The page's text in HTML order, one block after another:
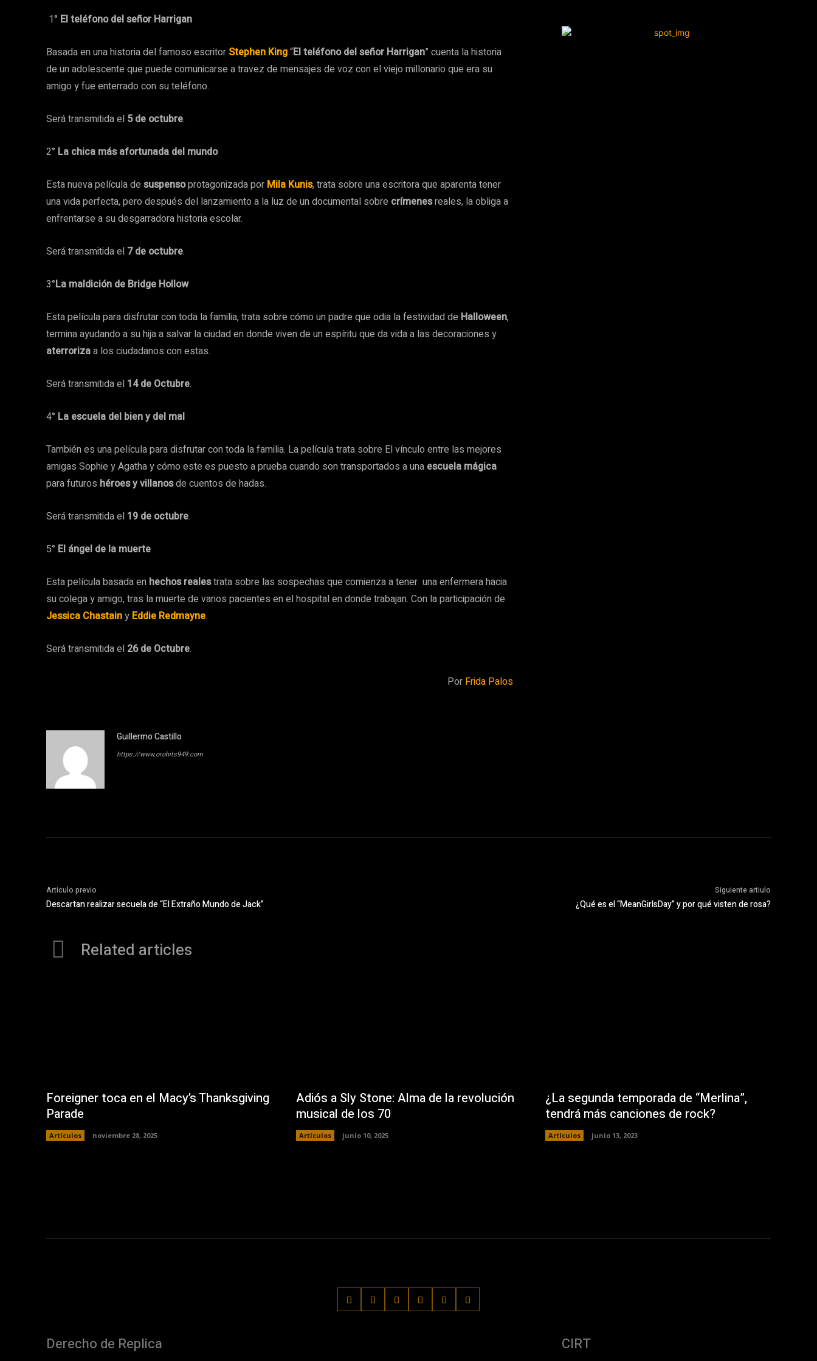
1° El teléfono del señor Harrigan
Basada en una historia del famoso escritor Stephen King“El teléfono del señor Harrigan” cuenta la historia
de un adolescente que puede comunicarse a travez de mensajes de voz con el viejo millonario que era su
amigo y fue enterrado con su teléfono.
Será transmitida el 5 de octubre.
2° La chica más afortunada del mundo
Esta nueva película de suspensoprotagonizada por Mila Kunis, trata sobre una escritora que aparenta tener
una vida perfecta, pero después del lanzamiento a la luz de un documental sobre crímenesreales, la obliga a
enfrentarse a su desgarradora historia escolar.
Será transmitida el 7 de octubre.
3°La maldición de Bridge Hollow
Esta película para disfrutar con toda la familia, trata sobre cómo un padre que odia la festividad de Halloween,
termina ayudando a su hija a salvar la ciudad en donde viven de un espíritu que da vida a las decoraciones y
aterrorizaa los ciudadanos con estas.
Será transmitida el 14 de Octubre.
4° La escuela del bien y del mal
También es una película para disfrutar con toda la familia. La película trata sobre El vínculo entre las mejores
amigas Sophie y Agatha y cómo este es puesto a prueba cuando son transportados a una escuela mágica
para futuros héroes y villanosde cuentos de hadas.
Será transmitida el 19 de octubre.
5° El ángel de la muerte
Esta película basada en hechos realestrata sobre las sospechas que comienza a tener una enfermera hacia
su colega y amigo, tras la muerte de varios pacientes en el hospital en donde trabajan. Con la participación de
Jessica Chastainy Eddie Redmayne.
Será transmitida el 26 de Octubre.
Por Frida Palos
Guillermo Castillo
https://www.orohits949.com
Articulo previo
Descartan realizar secuela de “El Extraño Mundo de Jack”
Siguiente artiulo
¿Qué es el “MeanGirlsDay” y por qué visten de rosa?
Related articles
Foreigner toca en el Macy’s Thanksgiving
Parade
Artículos noviembre 28, 2025
Adiós a Sly Stone: Alma de la revolución
musical de los 70
Artículos junio 10, 2025
¿La segunda temporada de “Merlina”,
tendrá más canciones de rock?
Artículos junio 13, 2023
Derecho de Replica CIRT